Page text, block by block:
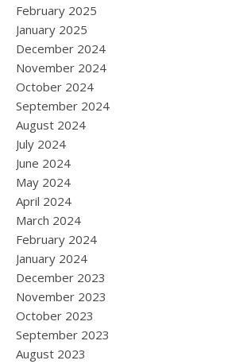
February 2025
January 2025
December 2024
November 2024
October 2024
September 2024
August 2024
July 2024
June 2024
May 2024
April 2024
March 2024
February 2024
January 2024
December 2023
November 2023
October 2023
September 2023
August 2023